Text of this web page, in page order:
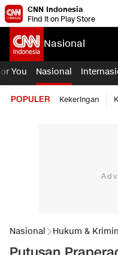
CNN Indonesia
Find it on Play Store
Nasional
You Nasional
POPULER Kekeringan
Nasional Hukum &